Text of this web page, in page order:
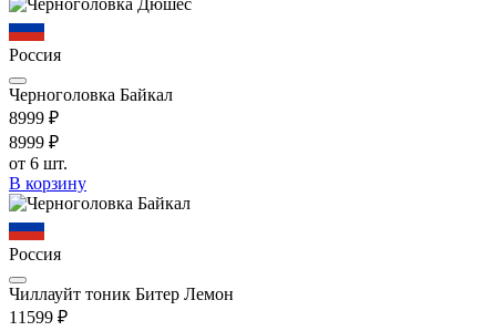
Россия
Черноголовка Байкал
8999 ₽
8999 ₽
от 6 шт.
В корзину
Россия
Чиллауйт тоник Битер Лемон
11599 ₽